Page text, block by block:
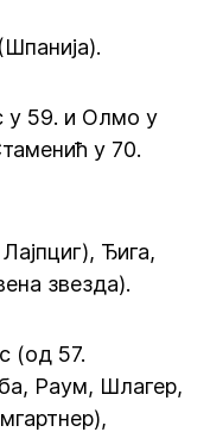
у 59. и Олмо у
у 70.
Ђига,
звезда).
(од 57.
Раум, Шлагер,